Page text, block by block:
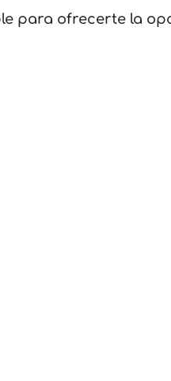
para ofrecerte la